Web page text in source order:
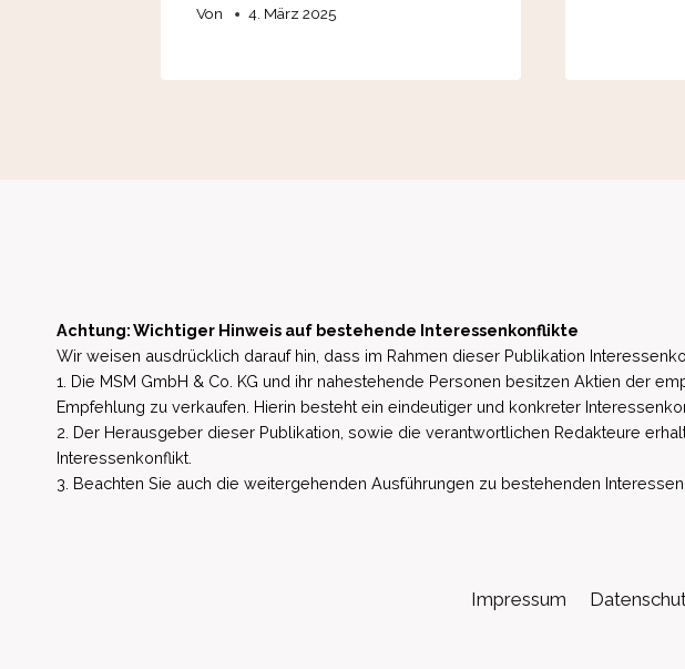
Von 4. März 2025
Achtung: Wichtiger Hinweis auf bestehende Interessenkonflikte
Wir weisen ausdrücklich darauf hin, dass im Rahmen dieser Publikation
1. Die MSM GmbH & Co. KG und ihr nahestehende Personen besitzen Aktien der
Empfehlung zu verkaufen. Hierin besteht ein eindeutiger und konkreter
2. Der Herausgeber dieser Publikation, sowie die verantwortlichen Redakteure
Interessenkonflikt.
3. Beachten Sie auch die weitergehenden Ausführungen zu bestehenden
Impressum